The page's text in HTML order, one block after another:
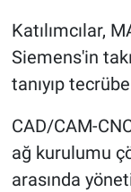
Katılımcılar,
Siemens'in
tanıyıp
CAD/CAM-
ağ kurulumu
arasında